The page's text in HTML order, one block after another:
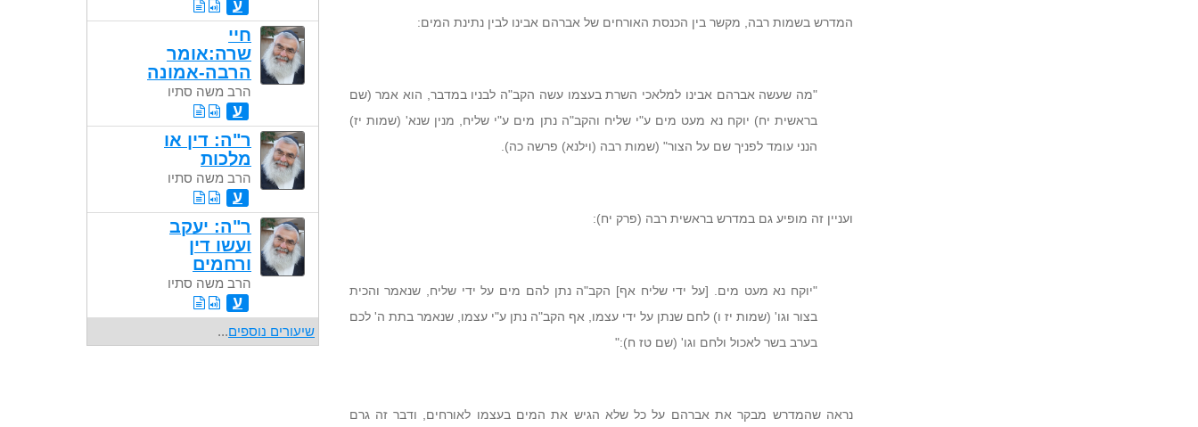
המדרש בשמות רבה, מקשר בין הכנסת האורחים של אברהם אבינו לבין נתינת המים:
"מה שעשה אברהם אבינו למלאכי השרת בעצמו עשה הקב"ה לבניו במדבר, הוא אמר (שם
בראשית יח) יוקח נא מעט מים ע"י שליח והקב"ה נתן מים ע"י שליח, מנין שנא' (שמות יז)
הנני עומד לפניך שם על הצור" (שמות רבה (וילנא) פרשה כה).
ועניין זה מופיע גם במדרש בראשית רבה (פרק יח):
"יוקח נא מעט מים. [על ידי שליח אף] הקב"ה נתן להם מים על ידי שליח, שנאמר והכית
בצור וגו' (שמות יז ו) לחם שנתן על ידי עצמו, אף הקב"ה נתן ע"י עצמו, שנאמר בתת ה' לכם
בערב בשר לאכול ולחם וגו' (שם טז ח):"
נראה שהמדרש מבקר את אברהם על כל שלא הגיש את המים בעצמו לאורחים, ודבר זה גרם
ע
חיי
שרה:אומר
הרבה-אמונה
הרב משה סתיו
ע
ר"ה: דין או
מלכות
הרב משה סתיו
ע
ר"ה: יעקב
ועשו דין
ורחמים
הרב משה סתיו
ע
שיעורים נוספים...